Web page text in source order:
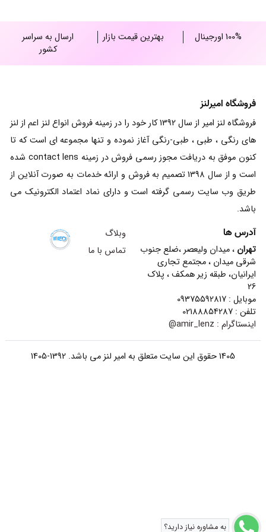
100% اورجینال بهترین قیمت بازار
ارسال به سراسر
کشور
فروشگاه امیرلنز
فروشگاه لنز امیر از سال 1392 کار خود را در زمینه فروش انواع لنز اعم از لنز
های رنگی ، طبی ، طبی-رنگی آغاز نموده و تنها مجموعه ای است که تا
کنون موفق به دریافت مجوز رسمی فروش در زمینه contact lens شده
است و از سال 1398 تصمیم به فروش و ارائه خدمات به صورت آنلاین از
طریق وب سایت رسمی گرفته است و دارای نماد اعتماد الکترونیک می
باشد.
آدرس ها
تهران ، میدان ولیعصر ،ضلع جنوب
شرقی میدان ، مجتمع تجاری
ایرانیان، طبقه زیر همکف ، پلاک
26
موبایل : 09375592817
تلفن : 02188854287
اینستاگرام : amir_lenz@
وبلاگ
تماس با ما
1405 حقوق این سایت متعلق به امیر لنز می باشد. 1392-1405
به مشاوره نیاز دارید؟